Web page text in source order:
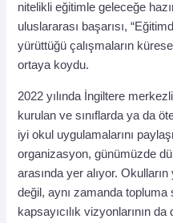
nitelikli eğitimle geleceğe
uluslararası başarısı,
yürüttüğü çalışmaların
ortaya koydu.
2022 yılında İngiltere
kurulan ve sınıflarda ya da
iyi okul uygulamalarını
organizasyon, günümüzde
arasında yer alıyor.
değil, aynı zamanda
kapsayıcılık vizyonlarının